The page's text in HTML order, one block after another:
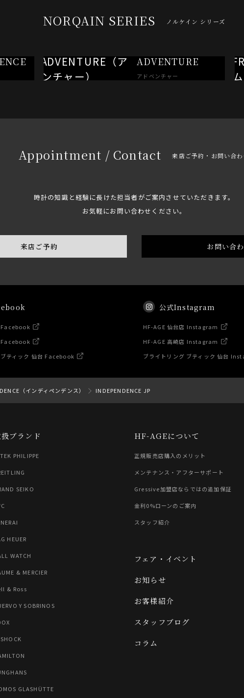
NORQAIN SERIES ノルケイン シリーズ
ADVENTURE
アドベンチャー
Appointment / Contact 来店ご予約・お問い合
時計の知識と経験に長けた担当者がご案内させていただきます。
お気軽にお問い合わせください。
来店ご予約 お問い合
Facebook
Facebook
ティック 仙台 Facebook
公式Instagram
HF-AGE 仙台店 Instagram
HF-AGE 高崎店 Instagram
ブライトリング ブティック 仙台
（インディペンデンス） INDEPENDENCE JP
ブランド
PHILIPPE
SEIKO
HEUER
WATCH
& MERCIER
& Ross
Y SOBRINOS
GLASHÜTTE
HF-AGEについて
正規販売店購入のメリット
メンテナンス・アフターサポート
Gressive加盟店ならではの追加保証
金利0%ローンのご案内
スタッフ紹介
フェア・イベント
お知らせ
お客様紹介
スタッフブログ
コラム